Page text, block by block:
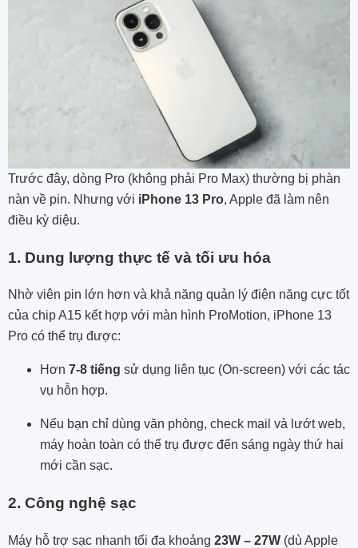
Trước đây, dòng Pro (không phải Pro Max) thường bị phàn
nàn về pin. Nhưng với iPhone 13 Pro, Apple đã làm nên
điều kỳ diệu.
1. Dung lượng thực tế và tối ưu hóa
Nhờ viên pin lớn hơn và khả năng quản lý điện năng cực tốt
của chip A15 kết hợp với màn hình ProMotion, iPhone 13
Pro có thể trụ được:
Hơn 7-8 tiếng sử dụng liên tục (On-screen) với các tác
vụ hỗn hợp.
Nếu bạn chỉ dùng văn phòng, check mail và lướt web,
máy hoàn toàn có thể trụ được đến sáng ngày thứ hai
mới cần sạc.
2. Công nghệ sạc
Máy hỗ trợ sạc nhanh tối đa khoảng 23W – 27W (dù Apple